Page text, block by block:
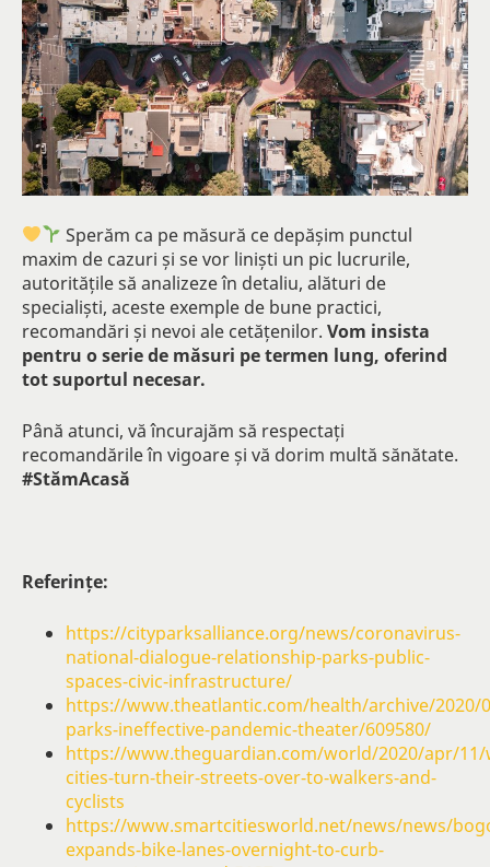
Sperăm ca pe măsură ce depășim punctul
maxim de cazuri și se vor liniști un pic lucrurile,
autoritățile să analizeze în detaliu, alături de
specialiști, aceste exemple de bune practici,
recomandări și nevoi ale cetățenilor. Vom insista
pentru o serie de măsuri pe termen lung, oferind
tot suportul necesar.
Până atunci, vă încurajăm să respectați
recomandările în vigoare și vă dorim multă sănătate.
#StămAcasă
Referințe:
https://cityparksalliance.org/news/coronavirus-
national-dialogue-relationship-parks-public-
spaces-civic-infrastructure/
https://www.theatlantic.com/health/archive/2020/
parks-ineffective-pandemic-theater/609580/
https://www.theguardian.com/world/2020/apr/
cities-turn-their-streets-over-to-walkers-and-
cyclists
https://www.smartcitiesworld.net/news/news/
expands-bike-lanes-overnight-to-curb-